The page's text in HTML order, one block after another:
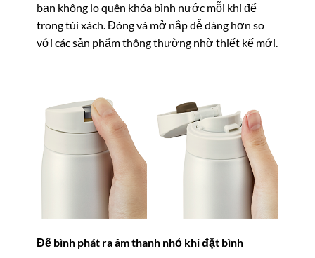
bạn không lo quên khóa bình nước mỗi khi để
trong túi xách. Đóng và mở nắp dễ dàng hơn so
với các sản phẩm thông thường nhờ thiết kế mới.
Đế bình phát ra âm thanh nhỏ khi đặt bình